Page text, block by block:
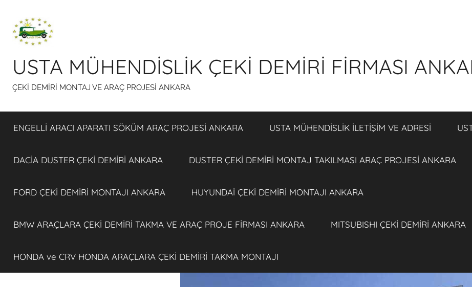
USTA MÜHENDİSLİK ÇEKİ DEMİRİ FİRMASI
ÇEKİ DEMİRİ MONTAJ VE ARAÇ PROJESİ ANKARA
ENGELLİ ARACI APARATI SÖKÜM ARAÇ PROJESİ ANKARA USTA MÜHENDİSLİK İLETİŞİM VE ADRESİ
DACİA DUSTER ÇEKİ DEMİRİ ANKARA DUSTER ÇEKİ DEMİRİ MONTAJ TAKILMASI ARAÇ PROJESİ ANKARA
FORD ÇEKİ DEMİRİ MONTAJI ANKARA HUYUNDAİ ÇEKİ DEMİRİ MONTAJI ANKARA
BMW ARAÇLARA ÇEKİ DEMİRİ TAKMA VE ARAÇ PROJE FİRMASI ANKARA MITSUBISHI ÇEKİ DEMİRİ ANKARA
HONDA ve CRV HONDA ARAÇLARA ÇEKİ DEMİRİ TAKMA MONTAJI